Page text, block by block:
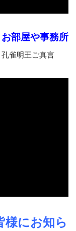
部屋や事務所
孔雀明王ご真言
にお知ら